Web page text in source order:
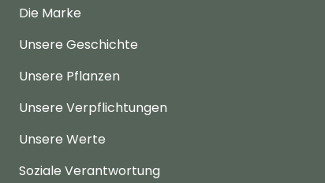
Die Marke
Unsere Geschichte
Unsere Pflanzen
Unsere Verpflichtungen
Unsere Werte
Soziale Verantwortung